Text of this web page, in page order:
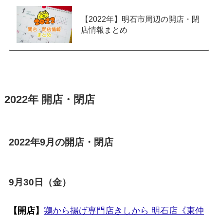
【2022年】明石市周辺の開店・閉
店情報まとめ
2022年 開店・閉店
2022年9月の開店・閉店
9月30日（金）
【開店】 鶏から揚げ専門店きしから 明石店《東仲